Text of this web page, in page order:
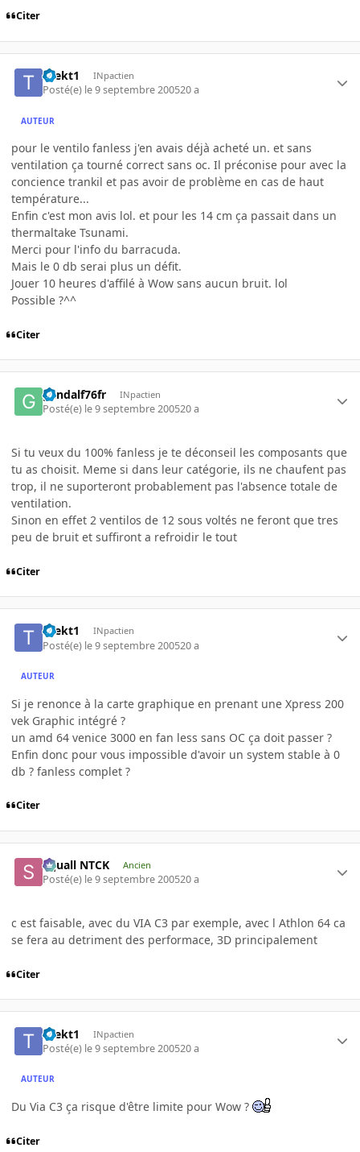
Citer
thekt1 INpactien
Posté(e) le 9 septembre 200520 a
AUTEUR
pour le ventilo fanless j'en avais déjà acheté un. et sans
ventilation ça tourné correct sans oc. Il préconise pour avec la
concience trankil et pas avoir de problème en cas de haut
température...
Enfin c'est mon avis lol. et pour les 14 cm ça passait dans un
thermaltake Tsunami.
Merci pour l'info du barracuda.
Mais le 0 db serai plus un défit.
Jouer 10 heures d'affilé à Wow sans aucun bruit. lol
Possible ?^^
Citer
gandalf76fr INpactien
Posté(e) le 9 septembre 200520 a
Si tu veux du 100% fanless je te déconseil les composants que
tu as choisit. Meme si dans leur catégorie, ils ne chaufent pas
trop, il ne suporteront probablement pas l'absence totale de
ventilation.
Sinon en effet 2 ventilos de 12 sous voltés ne feront que tres
peu de bruit et suffiront a refroidir le tout
Citer
thekt1 INpactien
Posté(e) le 9 septembre 200520 a
AUTEUR
Si je renonce à la carte graphique en prenant une Xpress 200
vek Graphic intégré ?
un amd 64 venice 3000 en fan less sans OC ça doit passer ?
Enfin donc pour vous impossible d'avoir un system stable à 0
db ? fanless complet ?
Citer
Squall NTCK Ancien
Posté(e) le 9 septembre 200520 a
c est faisable, avec du VIA C3 par exemple, avec l Athlon 64 ca
se fera au detriment des performace, 3D principalement
Citer
thekt1 INpactien
Posté(e) le 9 septembre 200520 a
AUTEUR
Du Via C3 ça risque d'être limite pour Wow ?
Citer